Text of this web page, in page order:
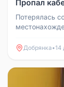
Пропал
Потерялась
Добрянка•14